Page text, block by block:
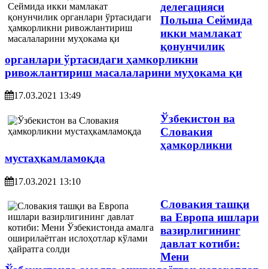
делегацияси
Польша Сеймида
икки мамлакат
қонунчилик
органлари ўртасидаги ҳамкорликни
ривожлантириш масалаларини муҳокама қи
17.03.2021 13:49
Ўзбекистон ва
Словакия
ҳамкорликни
мустаҳкамламоқда
17.03.2021 13:10
Словакия ташқи
ва Европа ишлари
вазирлигининг
давлат котиби:
Мени